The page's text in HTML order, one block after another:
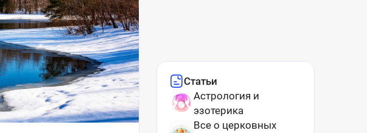
Статьи
Астрология и
эзотерика
Все о церковных